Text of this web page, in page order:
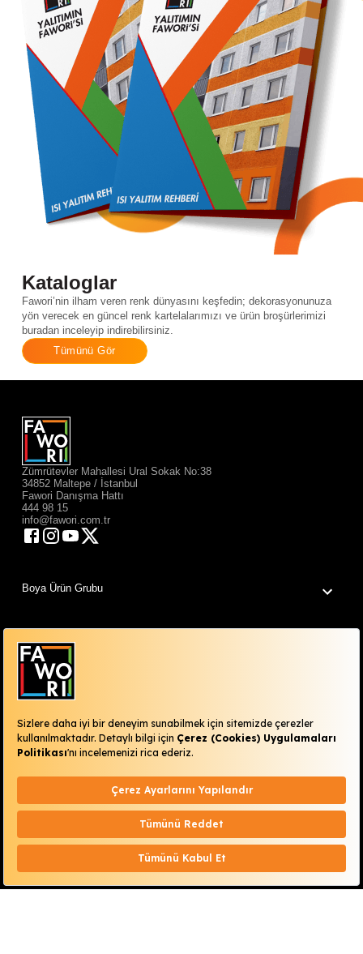
Kataloglar
Fawori’nin ilham veren renk dünyasını keşfedin; dekorasyonunuza
yön verecek en güncel renk kartelalarımızı ve ürün broşürlerimizi
buradan inceleyip indirebilirsiniz.
Tümünü Gör
Zümrütevler Mahallesi Ural Sokak No:38
34852 Maltepe / İstanbul
Fawori Danışma Hattı
444 98 15
info@fawori.com.tr
Boya Ürün Grubu
Diğer Ürün Grupları
Isı Yalıtım Ürün Grubu
Fawori Dünyam
Renklerimiz